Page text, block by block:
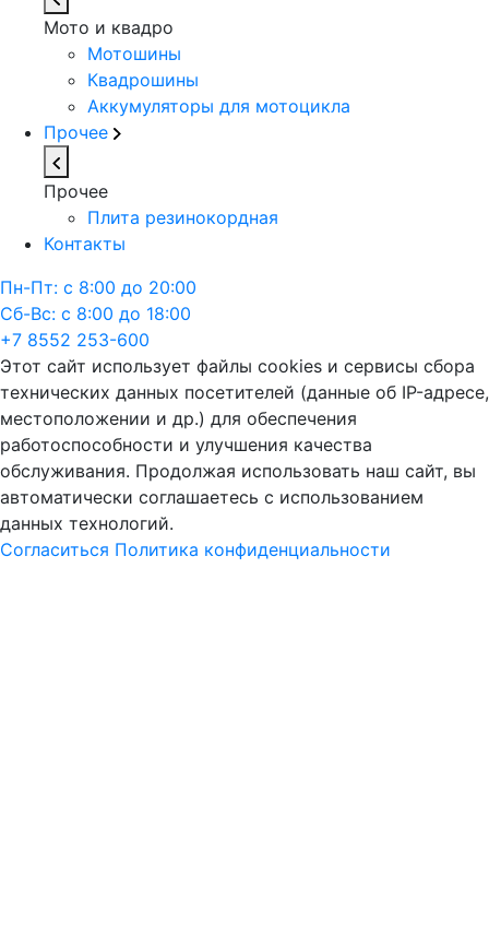
Мото и квадро
Мотошины
Квадрошины
Аккумуляторы для мотоцикла
Прочее
Прочее
Плита резинокордная
Контакты
Пн-Пт: с 8:00 до 20:00
Сб-Вс: с 8:00 до 18:00
+7 8552 253-600
Этот сайт использует файлы cookies и сервисы сбора
технических данных посетителей (данные об IP-адресе,
местоположении и др.) для обеспечения
работоспособности и улучшения качества
обслуживания. Продолжая использовать наш сайт, вы
автоматически соглашаетесь с использованием
данных технологий.
Согласиться Политика конфиденциальности